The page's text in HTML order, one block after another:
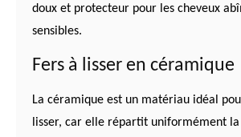
doux et protecteur pour les cheveux
sensibles.
Fers à lisser en céramique
La céramique est un matériau idéal
lisser, car elle répartit uniformément